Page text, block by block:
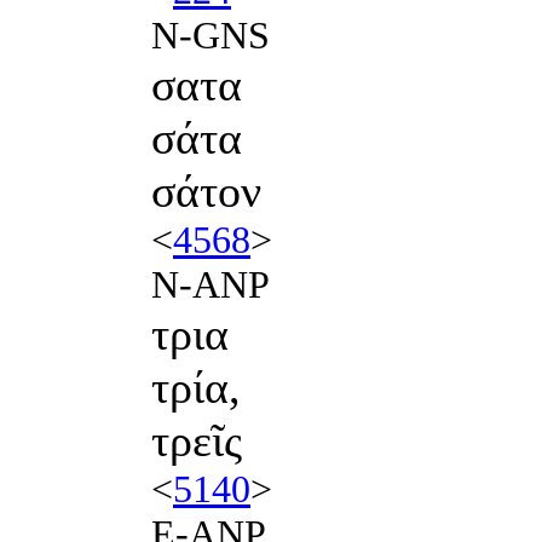
N-GNS
σατα
σάτα
σάτον
<4568>
N-ANP
τρια
τρία,
τρεῖς
<5140>